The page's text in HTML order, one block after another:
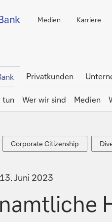
Medien Karriere
Privatkunden
tun
Wer wir sind Medien
Corporate
Citizenship
Corporate Citizenship
13. Juni 2023